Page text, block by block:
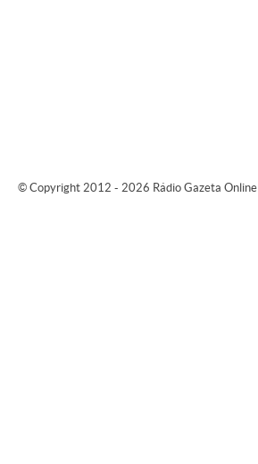
© Copyright 2012 - 2026 Rádio Gazeta Online